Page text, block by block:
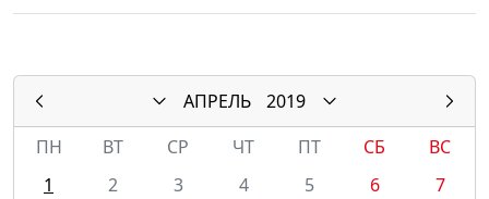
АПРЕЛЬ
2019
ПН
ВТ СР ЧТ ПТ СБ
ВС
1
2 3 4 5 6
7